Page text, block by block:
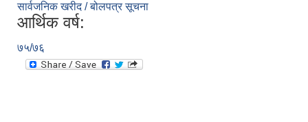
सार्वजनिक खरीद / बोलपत्र सूचना
आर्थिक वर्ष:
७५/७६